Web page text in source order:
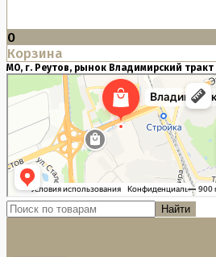
0
Корзина
МО, г. Реутов, рынок Владимирский тракт
Найти